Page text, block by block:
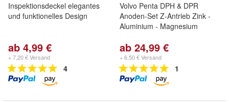
Inspektionsdeckel elegantes
und funktionelles Design
ab 4,99 €
+ 7,20 € Versand
4
Volvo Penta DPH & DPR
Anoden-Set Z-Antrieb Zink -
Aluminium - Magnesium
ab 24,99 €
+ 6,50 € Versand
1